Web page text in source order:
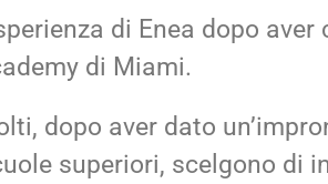
di Enea dopo
di Miami.
dopo aver dato
superiori, scelgono di